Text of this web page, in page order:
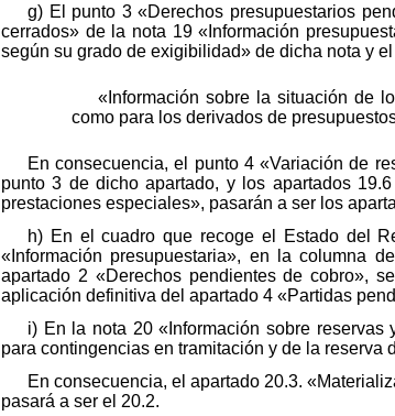
g) El punto 3 «Derechos presupuestarios
cerrados» de la nota 19 «Información
según su grado de exigibilidad» de dicha nota y
«Información sobre la situación de
como para los derivados de
En consecuencia, el punto 4 «Variación de
punto 3 de dicho apartado, y los apartados
prestaciones especiales», pasarán a ser los
h) En el cuadro que recoge el Estado del
«Información presupuestaria», en la columna
apartado 2 «Derechos pendientes de cobro»,
aplicación definitiva del apartado 4 «Partidas
i) En la nota 20 «Información sobre
para contingencias en tramitación y de la
En consecuencia, el apartado 20.3.
pasará a ser el 20.2.